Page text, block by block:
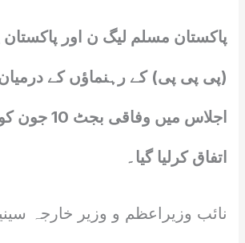
پاکستان مسلم لیگ ن اور پاکستان
(پی پی پی) کے رہنماؤں کے
اجلاس میں
اتفاق کرلیا گیا۔
نائب وزیراعظم و وزیر خارجہ